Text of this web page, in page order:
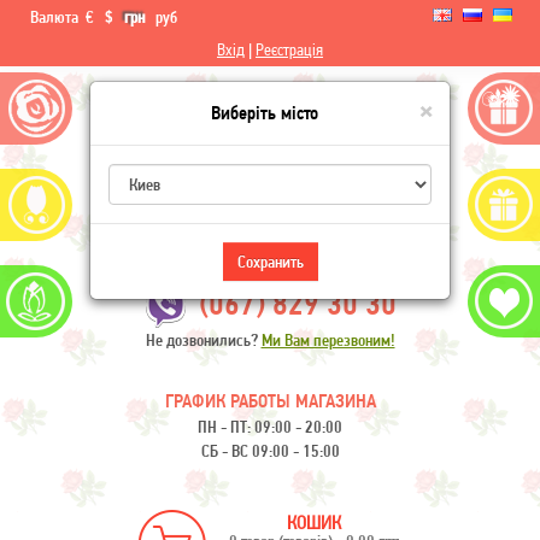
×
Виберіть місто
Сохранить
Валюта € $ грн руб
Вхід | Реєстрація
Flowers-Ukraine
(067) 829 30 30
Не дозвонились?Ми Вам перезвоним!
ГРАФИК РАБОТЫ МАГАЗИНА
ПН - ПТ: 09:00 - 20:00
СБ - ВС 09:00 - 15:00
КОШИК